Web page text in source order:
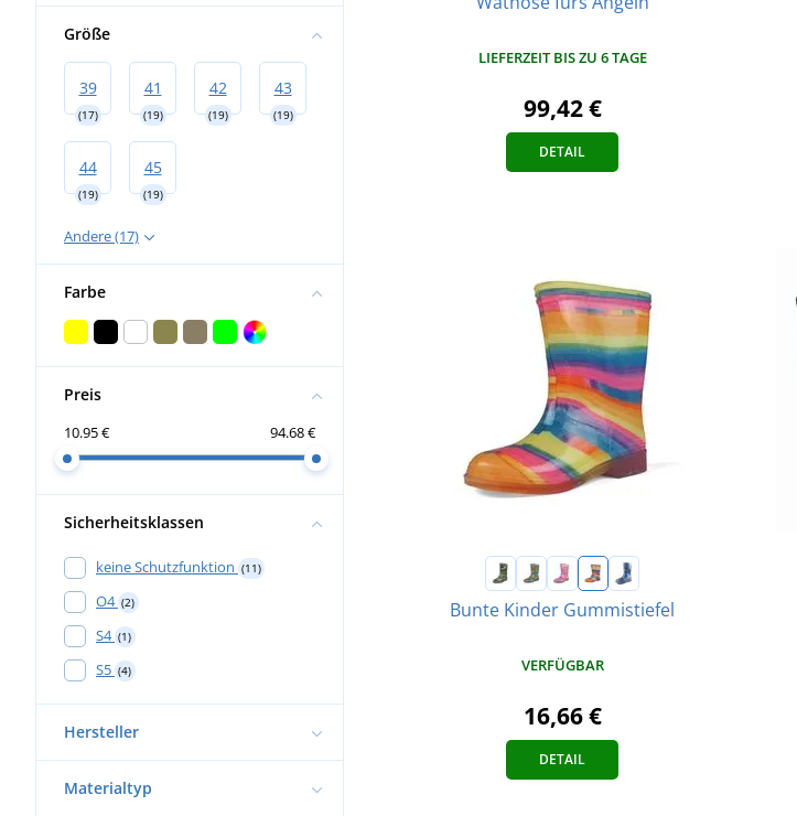
Größe
39
(17)
41
(19)
42
(19)
43
(19)
44
(19)
45
(19)
Andere (17)
Farbe
Preis
10.95 € 94.68 €
Sicherheitsklassen
keine Schutzfunktion (11)
O4 (2)
S4 (1)
S5 (4)
Hersteller
Materialtyp
LIEFERZEIT BIS ZU 6 TAGE
99,42 €
DETAIL
Bunte Kinder Gummistiefel
VERFÜGBAR
16,66 €
DETAIL